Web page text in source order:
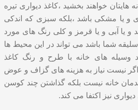
خواهند بخشید ،کاغذ دیواری تیره
و یا مشکی باشد ،بلکه سبزی که اندکی
و یا آبی و یا قرمز و کلی رنگ های مورد
شما باشد می تواند در این محیط ها
وسیله های خانه با طرح و رنگ کاغذ
نیست نیاز به هزینه های گزاف و عوض
خانه نیست بلکه گذاشتن چند کوسن
نیز اکتفا می کند.